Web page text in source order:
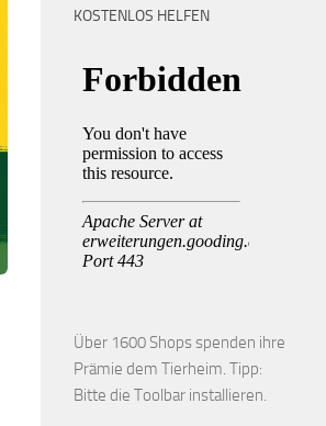
KOSTENLOS HELFEN
Über 1600 Shops spenden ihre
Prämie dem Tierheim. Tipp:
Bitte die Toolbar installieren.